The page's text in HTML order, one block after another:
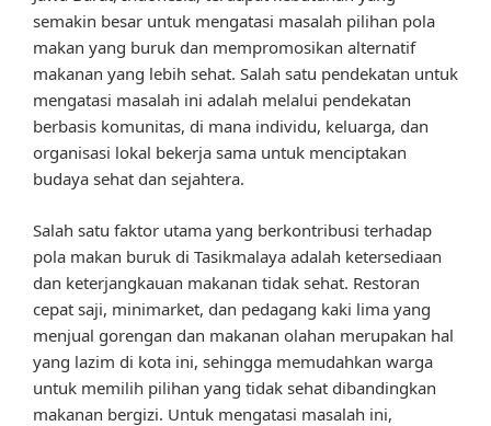
semakin besar untuk mengatasi masalah pilihan pola
makan yang buruk dan mempromosikan alternatif
makanan yang lebih sehat. Salah satu pendekatan untuk
mengatasi masalah ini adalah melalui pendekatan
berbasis komunitas, di mana individu, keluarga, dan
organisasi lokal bekerja sama untuk menciptakan
budaya sehat dan sejahtera.
Salah satu faktor utama yang berkontribusi terhadap
pola makan buruk di Tasikmalaya adalah ketersediaan
dan keterjangkauan makanan tidak sehat. Restoran
cepat saji, minimarket, dan pedagang kaki lima yang
menjual gorengan dan makanan olahan merupakan hal
yang lazim di kota ini, sehingga memudahkan warga
untuk memilih pilihan yang tidak sehat dibandingkan
makanan bergizi. Untuk mengatasi masalah ini,